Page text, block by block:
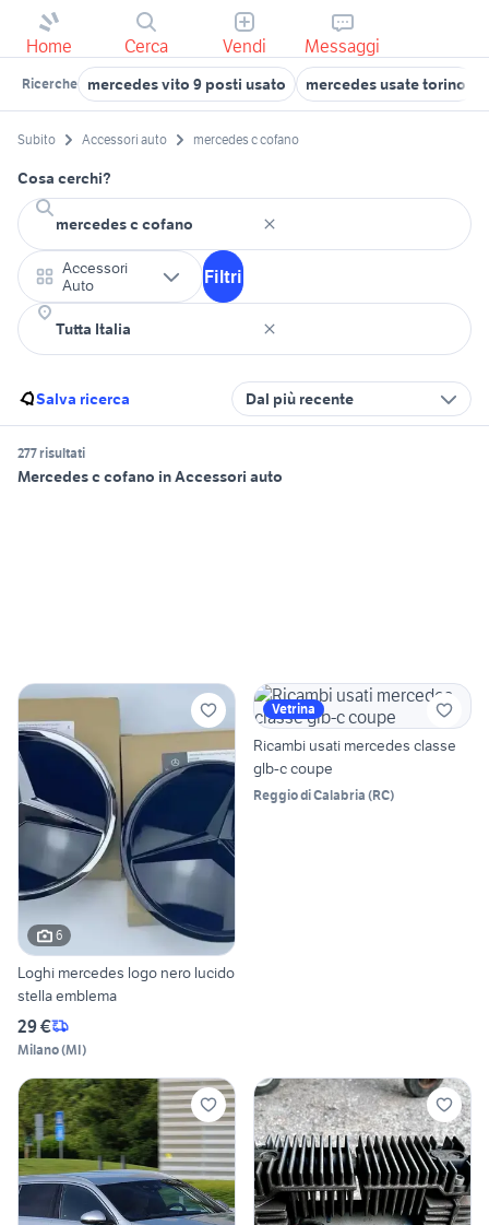
Home Cerca Vendi Messaggi
Ricerche mercedes vito 9 posti usato mercedes usate torino
Subito Accessori auto mercedes c cofano
Cosa cerchi?
Accessori
Auto
Filtri
Salva ricerca Dal più recente
277 risultati
Mercedes c cofano in Accessori auto
6
Loghi mercedes logo nero lucido
stella emblema
29 €
Milano(MI)
Vetrina
Ricambi usati mercedes classe
glb-c coupe
Reggio di Calabria (RC)